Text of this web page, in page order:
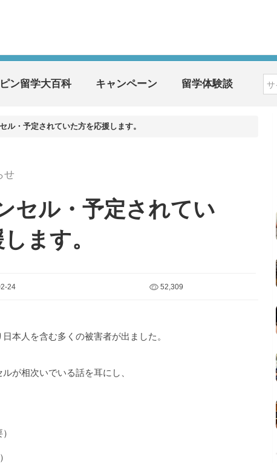
ン留学大百科 キャンペーン 留学体験談
ル・予定されていた方を応援します。
せ
セル・予定されてい
ます。
24 52,309
本人を含む多くの被害者が出ました。
が相次いでいる話を耳にし、